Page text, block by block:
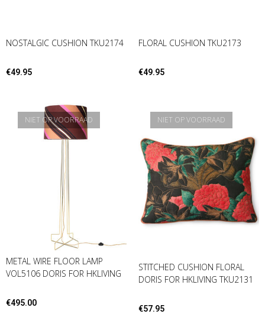
NOSTALGIC CUSHION TKU2174
€49.95
FLORAL CUSHION TKU2173
€49.95
NIET OP VOORRAAD
METAL WIRE FLOOR LAMP
VOL5106 DORIS FOR HKLIVING
€495.00
NIET OP VOORRAAD
STITCHED CUSHION FLORAL
DORIS FOR HKLIVING TKU2131
€57.95